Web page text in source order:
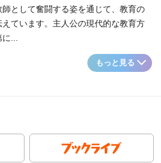
として奮闘する姿を通じて、教育の
ています。主人公の現代的な教育方
...
もっと見る